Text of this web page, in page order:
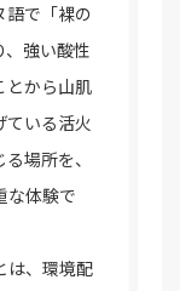
語で「裸の
、強い酸性
とから山肌
ている活火
場所を、
な体験で
は、環境配